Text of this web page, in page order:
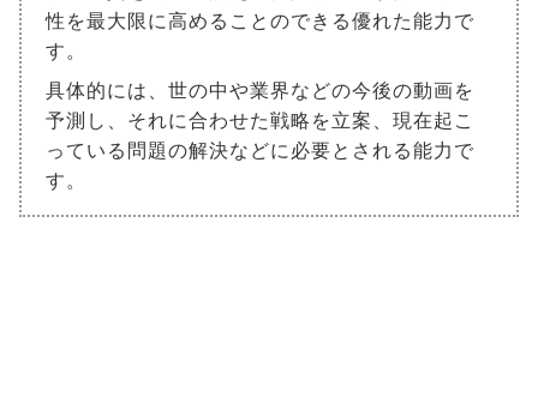
性を最大限に高めることのできる優れた能力で
す。
具体的には、世の中や業界などの今後の動画を
予測し、それに合わせた戦略を立案、現在起こ
っている問題の解決などに必要とされる能力で
す。